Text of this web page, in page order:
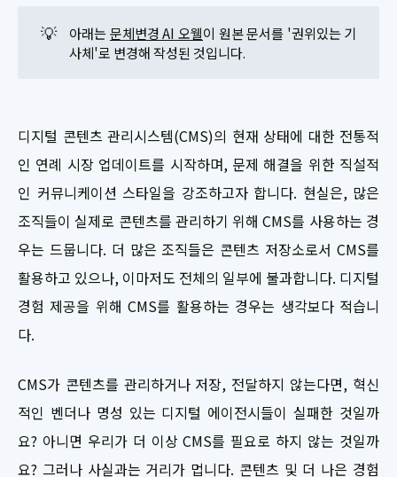
💡 아래는문체변경 AI 오웰이 원본 문서를 '권위있는 기
사체'로 변경해 작성된 것입니다.
디지털 콘텐츠 관리시스템(CMS)의 현재 상태에 대한 전통적
인 연례 시장 업데이트를 시작하며, 문제 해결을 위한 직설적
인 커뮤니케이션 스타일을 강조하고자 합니다. 현실은, 많은
조직들이 실제로 콘텐츠를 관리하기 위해 CMS를 사용하는 경
우는 드뭅니다. 더 많은 조직들은 콘텐츠 저장소로서 CMS를
활용하고 있으나, 이마저도 전체의 일부에 불과합니다. 디지털
경험 제공을 위해 CMS를 활용하는 경우는 생각보다 적습니
다.
CMS가 콘텐츠를 관리하거나 저장, 전달하지 않는다면, 혁신
적인 벤더나 명성 있는 디지털 에이전시들이 실패한 것일까
요? 아니면 우리가 더 이상 CMS를 필요로 하지 않는 것일까
요? 그러나 사실과는 거리가 멉니다. 콘텐츠 및 더 나은 경험